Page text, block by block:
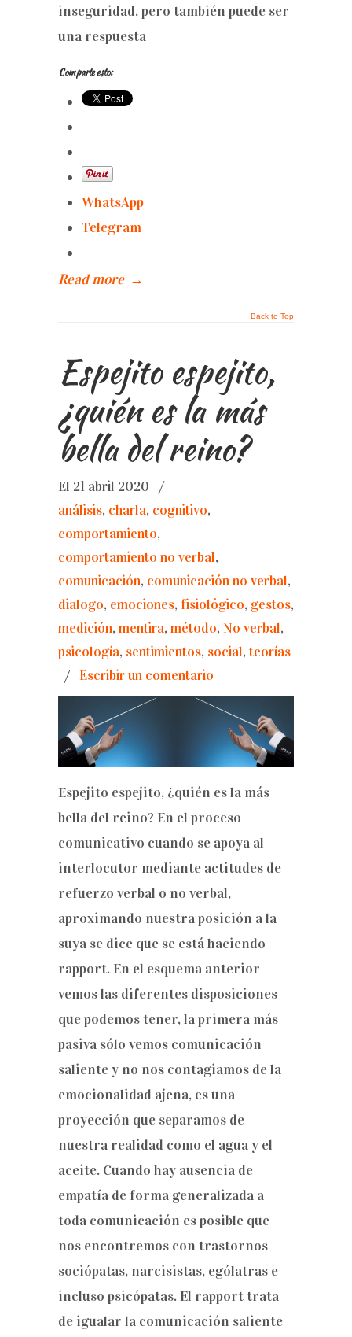
inseguridad, pero también puede ser
una respuesta
Comparte esto:
WhatsApp
Telegram
Read more →
Back to Top
Espejito espejito,
¿quién es la más
bella del reino?
El 21 abril 2020
/
análisis, charla, cognitivo,
comportamiento,
comportamiento no verbal,
comunicación, comunicación no verbal,
dialogo, emociones, fisiológico, gestos,
medición, mentira, método, No verbal,
psicología, sentimientos, social,teorías
/ Escribir un comentario
Espejito espejito, ¿quién es la más
bella del reino? En el proceso
comunicativo cuando se apoya al
interlocutor mediante actitudes de
refuerzo verbal o no verbal,
aproximando nuestra posición a la
suya se dice que se está haciendo
rapport. En el esquema anterior
vemos las diferentes disposiciones
que podemos tener, la primera más
pasiva sólo vemos comunicación
saliente y no nos contagiamos de la
emocionalidad ajena, es una
proyección que separamos de
nuestra realidad como el agua y el
aceite. Cuando hay ausencia de
empatía de forma generalizada a
toda comunicación es posible que
nos encontremos con trastornos
sociópatas, narcisistas, ególatras e
incluso psicópatas. El rapport trata
de igualar la comunicación saliente